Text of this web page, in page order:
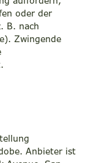
oder der
B. nach
Zwingende
Anbieter ist